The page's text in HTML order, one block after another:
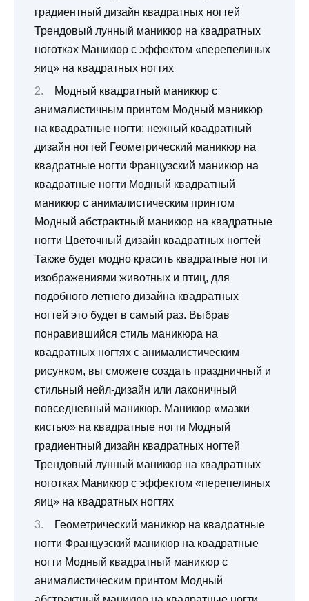
градиентный дизайн квадратных ногтей
Трендовый лунный маникюр на квадратных
ноготках Маникюр с эффектом «перепелиных
яиц» на квадратных ногтях
Модный квадратный маникюр с
анималистичным принтом Модный маникюр
на квадратные ногти: нежный квадратный
дизайн ногтей Геометрический маникюр на
квадратные ногти Французский маникюр на
квадратные ногти Модный квадратный
маникюр с анималистическим принтом
Модный абстрактный маникюр на квадратные
ногти Цветочный дизайн квадратных ногтей
Также будет модно красить квадратные ногти
изображениями животных и птиц, для
подобного летнего дизайна квадратных
ногтей это будет в самый раз. Выбрав
понравившийся стиль маникюра на
квадратных ногтях с анималистическим
рисунком, вы сможете создать праздничный и
стильный нейл-дизайн или лаконичный
повседневный маникюр. Маникюр «мазки
кистью» на квадратные ногти Модный
градиентный дизайн квадратных ногтей
Трендовый лунный маникюр на квадратных
ноготках Маникюр с эффектом «перепелиных
яиц» на квадратных ногтях
Геометрический маникюр на квадратные
ногти Французский маникюр на квадратные
ногти Модный квадратный маникюр с
анималистическим принтом Модный